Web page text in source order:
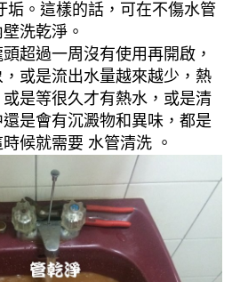
垢。這樣的話，可在不傷水管
洗乾淨。
超過一周沒有使用再開啟，
或是流出水量越來越少，熱
是等很久才有熱水，或是清
是會有沉澱物和異味，都是
候就需要 水管清洗 。